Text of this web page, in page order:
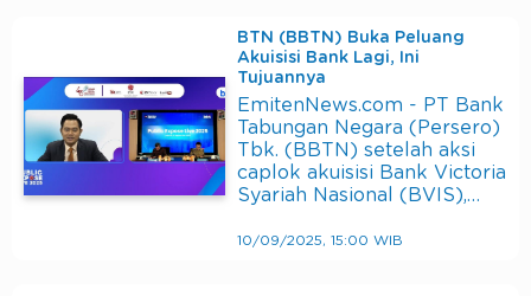
BTN (BBTN) Buka Peluang
Akuisisi Bank Lagi, Ini
Tujuannya
EmitenNews.com - PT Bank
Tabungan Negara (Persero)
Tbk. (BBTN) setelah aksi
caplok akuisisi Bank Victoria
Syariah Nasional (BVIS),…
10/09/2025, 15:00 WIB